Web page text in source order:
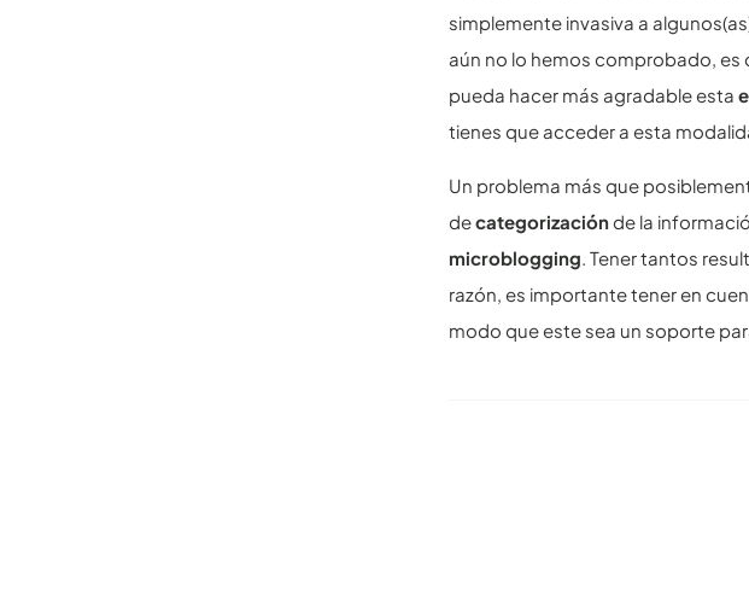
simplemente invasiva a
aún no lo hemos comprobado, es
pueda hacer más agradable esta
tienes que acceder a esta
Un problema más que
decategorizaciónde la
microblogging . Tener tantos
razón, es importante tener en
modo que este sea un soporte